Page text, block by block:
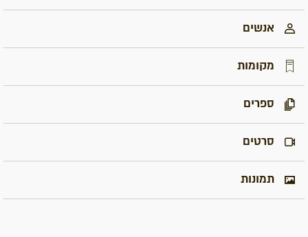
אנשים
מקומות
ספרים
סרטים
תמונות